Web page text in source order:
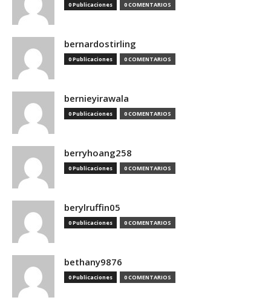
0 Publicaciones 0 COMENTARIOS
bernardostirling
0 Publicaciones 0 COMENTARIOS
bernieyirawala
0 Publicaciones 0 COMENTARIOS
berryhoang258
0 Publicaciones 0 COMENTARIOS
berylruffin05
0 Publicaciones 0 COMENTARIOS
bethany9876
0 Publicaciones 0 COMENTARIOS